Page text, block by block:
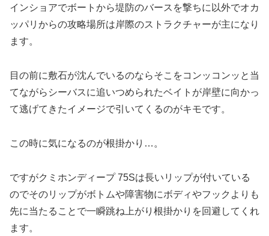
インショアでボートから堤防のバースを撃ちに以外でオカ
ッパリからの攻略場所は岸際のストラクチャーが主になり
ます。
目の前に敷石が沈んでいるのならそこをコンッコンッと当
てながらシーバスに追いつめられたベイトが岸壁に向かっ
て逃げてきたイメージで引いてくるのがキモです。
この時に気になるのが根掛かり…。
ですがクミホンディープ 75Sは長いリップが付いている
のでそのリップがボトムや障害物にボディやフックよりも
先に当たることで一瞬跳ね上がり根掛かりを回避してくれ
ます。